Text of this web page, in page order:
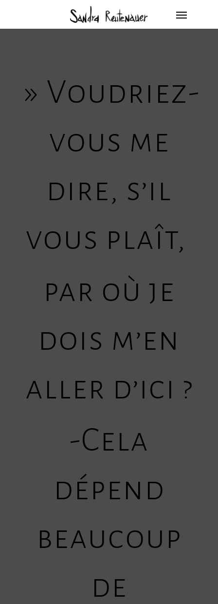
» Voudriez-
vous me
dire, s’il
vous plaît,
par où je
dois m’en
aller d’ici ?
-Cela
dépend
beaucoup
de